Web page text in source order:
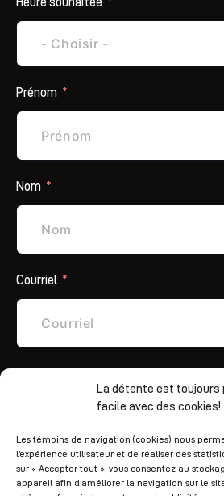
La détente est toujours
facile avec des cookies!
Les témoins de navigation (cookies) nous
l’expérience utilisateur et de réaliser des
sur « Accepter tout », vous consentez au
appareil afin d'améliorer la navigation sur le
Prénom
Nom
Courriel
Informations supplémentaires